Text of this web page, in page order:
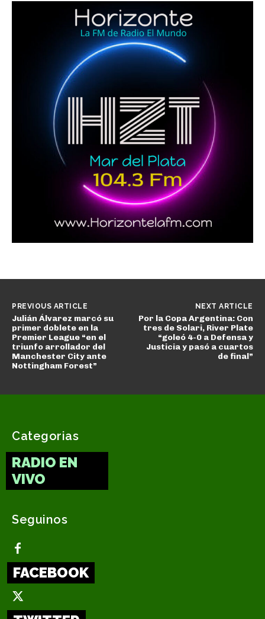
PREVIOUS ARTICLE
Julián Álvarez marcó su
primer doblete en la
Premier League “en el
triunfo arrollador del
Manchester City ante
Nottingham Forest”
NEXT ARTICLE
Por la Copa Argentina: Con
tres de Solari, River Plate
“goleó 4-0 a Defensa y
Justicia y pasó a cuartos
de final”
Categorias
RADIO EN
VIVO
Seguinos
FACEBOOK